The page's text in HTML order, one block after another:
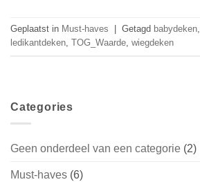
Geplaatst in Must-haves Getagd babydeken,
ledikantdeken, TOG_Waarde, wiegdeken
Categories
Geen onderdeel van een categorie (2)
Must-haves (6)